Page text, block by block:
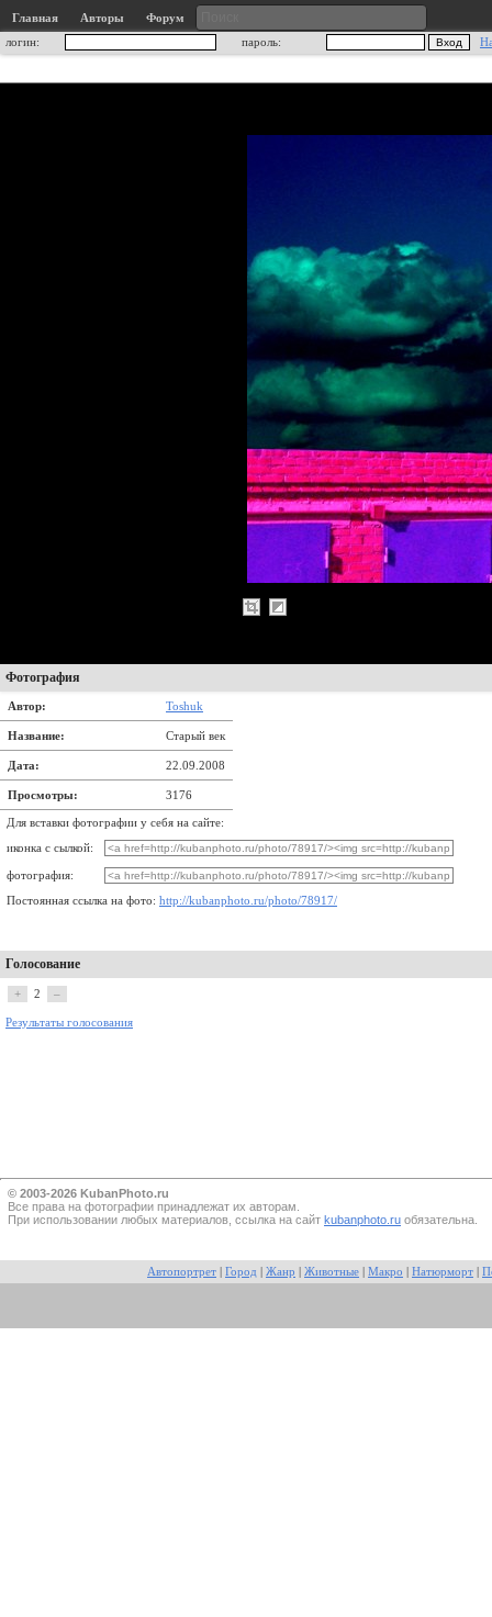
Главная Авторы
Форум
логин:
пароль:
Фотография
Автор: Toshuk
Название: Старый век
Дата: 22.09.2008
Просмотры: 3176
Для вставки фотографии у себя на сайте:
иконка с сылкой:
фотография:
Постоянная ссылка на фото: http://kubanphoto.ru/photo/78917/
Голосование
+ 2 –
Результаты голосования
© 2003-2026 KubanPhoto.ru
Все прaва на фотографии принадлежат их авторам.
При использовании любых материалов, ссылка на сайт kubanphoto.ru обязательна.
Автопортрет Город Жанр Животные Макро Натюрморт